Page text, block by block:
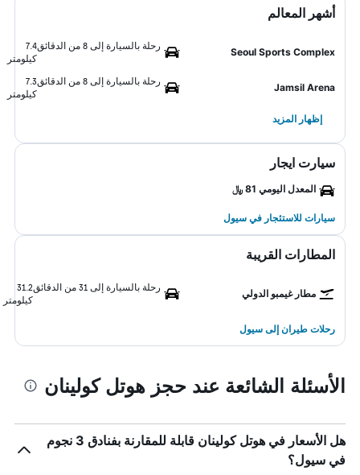
أشهر المعالم
Seoul Sports Complex
رحلة بالسيارة إلى 8 من الدقائق
7.4
كيلومتر
Jamsil Arena
رحلة بالسيارة إلى 8 من الدقائق
7.3
كيلومتر
إظهار المزيد
سيارت ايجار
المعدل اليومي 81 ﷼
سيارات للاستئجار في سيول
المطارات القريبة
مطار غيمبو الدولي
رحلة بالسيارة إلى 31 من الدقائق
31.2
كيلومتر
رحلات طيران إلى سيول
الأسئلة الشائعة عند حجز هوتل كولينان
هل الأسعار في هوتل كولينان قابلة للمقارنة بفنادق 3 نجوم
في سيول؟